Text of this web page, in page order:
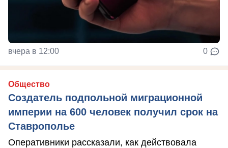
вчера в 12:00 0
Общество
Создатель подпольной миграционной
империи на 600 человек получил срок на
Ставрополье
Оперативники рассказали, как действовала